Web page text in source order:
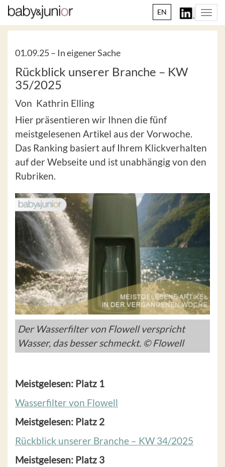
EN
01.09.25 – In eigener Sache
Rückblick unserer Branche – KW
35/2025
Von Kathrin Elling
Hier präsentieren wir Ihnen die fünf
meistgelesenen Artikel aus der Vorwoche.
Das Ranking basiert auf Ihrem Klickverhalten
auf der Webseite und ist unabhängig von den
Rubriken.
Der Wasserfilter von Flowell verspricht
Wasser, das besser schmeckt. © Flowell
Meistgelesen: Platz 1
Wasserfilter von Flowell
Meistgelesen: Platz 2
Rückblick unserer Branche – KW 34/2025
Meistgelesen: Platz 3